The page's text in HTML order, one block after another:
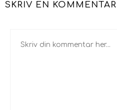
SKRIV EN KOMMENTAR